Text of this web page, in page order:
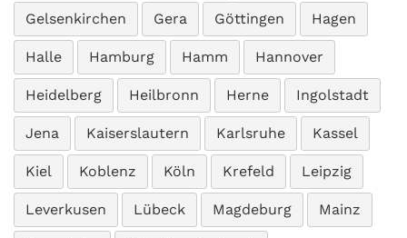
Gelsenkirchen Gera Göttingen Hagen
Halle Hamburg Hamm Hannover
Heidelberg Heilbronn Herne Ingolstadt
Jena Kaiserslautern Karlsruhe Kassel
Kiel Koblenz Köln Krefeld Leipzig
Leverkusen Lübeck Magdeburg Mainz